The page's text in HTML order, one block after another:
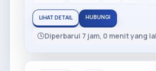
LIHAT DETAIL HUBUNGI
Diperbarui 7 jam, 0 menit yang